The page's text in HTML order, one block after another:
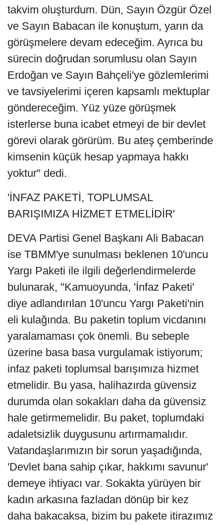
takvim oluşturdum. Dün, Sayın Özgür Özel
ve Sayın Babacan ile konuştum, yarın da
görüşmelere devam edeceğim. Ayrıca bu
sürecin doğrudan sorumlusu olan Sayın
Erdoğan ve Sayın Bahçeli'ye gözlemlerimi
ve tavsiyelerimi içeren kapsamlı mektuplar
göndereceğim. Yüz yüze görüşmek
isterlerse buna icabet etmeyi de bir devlet
görevi olarak görürüm. Bu ateş çemberinde
kimsenin küçük hesap yapmaya hakkı
yoktur" dedi.
'İNFAZ PAKETİ, TOPLUMSAL
BARIŞIMIZA HİZMET ETMELİDİR'
DEVA Partisi Genel Başkanı Ali Babacan
ise TBMM'ye sunulması beklenen 10'uncu
Yargı Paketi ile ilgili değerlendirmelerde
bulunarak, "Kamuoyunda, 'İnfaz Paketi'
diye adlandırılan 10'uncu Yargı Paketi'nin
eli kulağında. Bu paketin toplum vicdanını
yaralamaması çok önemli. Bu sebeple
üzerine basa basa vurgulamak istiyorum;
infaz paketi toplumsal barışımıza hizmet
etmelidir. Bu yasa, halihazırda güvensiz
durumda olan sokakları daha da güvensiz
hale getirmemelidir. Bu paket, toplumdaki
adaletsizlik duygusunu artırmamalıdır.
Vatandaşlarımızın bir sorun yaşadığında,
'Devlet bana sahip çıkar, hakkımı savunur'
demeye ihtiyacı var. Sokakta yürüyen bir
kadın arkasına fazladan dönüp bir kez
daha bakacaksa, bizim bu pakete itirazımız